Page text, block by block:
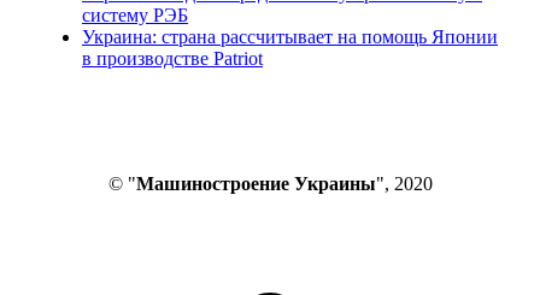
систему РЭБ
Украина: страна рассчитывает на помощь Японии
в производстве Patriot
© "Машиностроение Украины", 2020